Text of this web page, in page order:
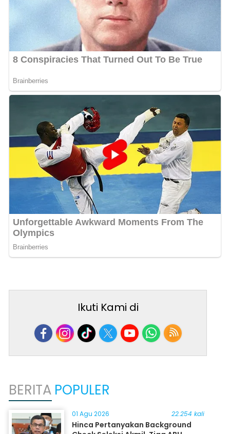
Ikuti Kami di
BERITA POPULER
01 Agu 2026 22.254 kali
Hinca Pertanyakan Background